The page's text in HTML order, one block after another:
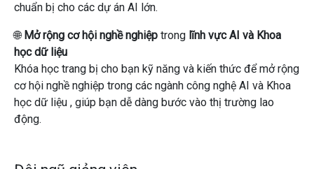
chuẩn bị cho các dự án AI lớn.
🌐Mở rộng cơ hội nghề nghiệp trong lĩnh vực AI và Khoa
học dữ liệu
Khóa học trang bị cho bạn kỹ năng và kiến ​​thức để mở rộng
cơ hội nghề nghiệp trong các ngành công nghệ AI và Khoa
học dữ liệu , giúp bạn dễ dàng bước vào thị trường lao
động.